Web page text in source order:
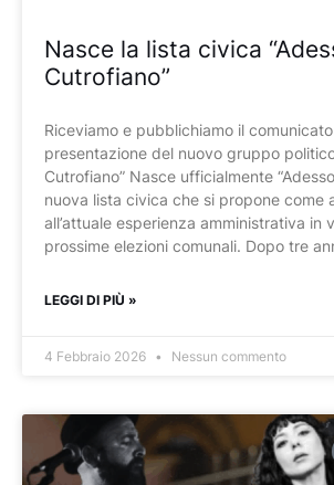
Nasce la lista civica
Cutrofiano”
Riceviamo e pubblichiamo il
presentazione del nuovo gruppo
Cutrofiano” Nasce ufficialmente
nuova lista civica che si propone come
all’attuale esperienza amministrativa in
prossime elezioni comunali. Dopo tre
LEGGI DI PIÙ »
4 Febbraio 2026 Nessun commento